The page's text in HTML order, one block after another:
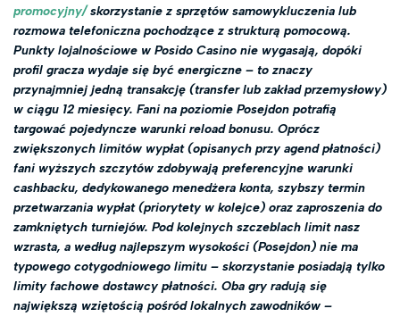
promocyjny/skorzystanie z sprzętów samowykluczenia lub
rozmowa telefoniczna pochodzące z strukturą pomocową.
Punkty lojalnościowe w Posido Casino nie wygasają, dopóki
profil gracza wydaje się być energiczne – to znaczy
przynajmniej jedną transakcję (transfer lub zakład przemysłowy)
w ciągu 12 miesięcy. Fani na poziomie Posejdon potrafią
targować pojedyncze warunki reload bonusu. Oprócz
zwiększonych limitów wypłat (opisanych przy agend płatności)
fani wyższych szczytów zdobywają preferencyjne warunki
cashbacku, dedykowanego menedżera konta, szybszy termin
przetwarzania wypłat (priorytety w kolejce) oraz zaproszenia do
zamkniętych turniejów. Pod kolejnych szczeblach limit nasz
wzrasta, a według najlepszym wysokości (Posejdon) nie ma
typowego cotygodniowego limitu – skorzystanie posiadają tylko
limity fachowe dostawcy płatności. Oba gry radują się
największą wziętością pośród lokalnych zawodników –